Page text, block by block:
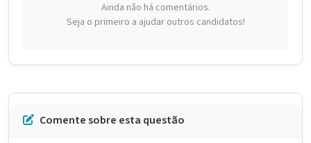
Ainda não há comentários.
Seja o primeiro a ajudar outros candidatos!
Comente sobre esta questão